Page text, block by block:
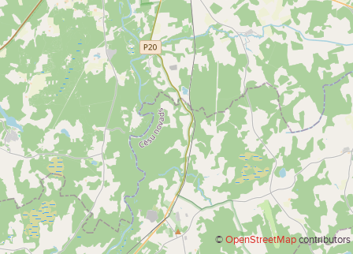
©OpenStreetMapcontributors